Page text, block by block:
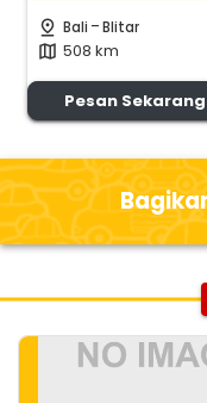
pin_drop Bali -Blitar
map 508 km
Pesan Sekarang